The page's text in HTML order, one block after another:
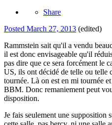
Share
Posted March 27, 2013 (edited)
Rammstein sait qu'il a vendu
il est donc envisageable qu'il
pas dire que ce sera forcément le
US, ils ont décidé de telle ou telle
tournée. Là on est en mi tournée
BBM. Donc remaniement peut
disposition.
Je fais seulement une supposition